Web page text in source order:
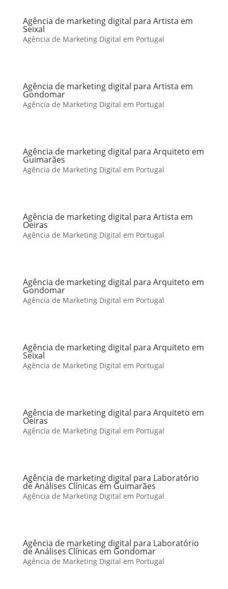
Agência de marketing digital para Artista em
Seixal
Agência de Marketing Digital em Portugal
Agência de marketing digital para Artista em
Gondomar
Agência de Marketing Digital em Portugal
Agência de marketing digital para Arquiteto em
Guimarães
Agência de Marketing Digital em Portugal
Agência de marketing digital para Artista em
Oeiras
Agência de Marketing Digital em Portugal
Agência de marketing digital para Arquiteto em
Gondomar
Agência de Marketing Digital em Portugal
Agência de marketing digital para Arquiteto em
Seixal
Agência de Marketing Digital em Portugal
Agência de marketing digital para Arquiteto em
Oeiras
Agência de Marketing Digital em Portugal
Agência de marketing digital para Laboratório
de Análises Clínicas em Guimarães
Agência de Marketing Digital em Portugal
Agência de marketing digital para Laboratório
de Análises Clínicas em Gondomar
Agência de Marketing Digital em Portugal